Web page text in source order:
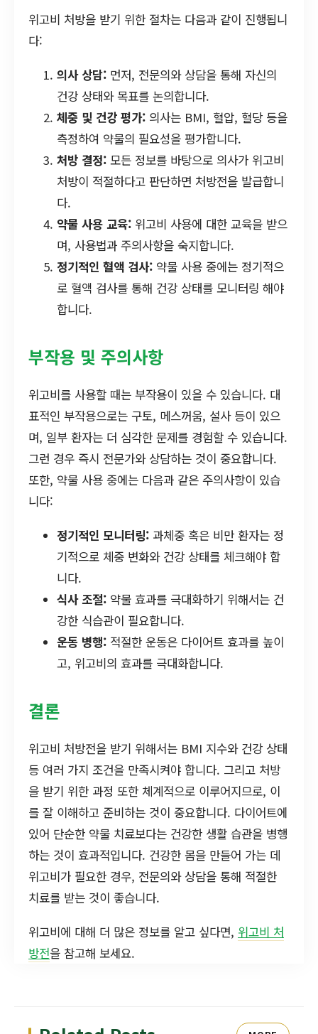
위고비 처방을 받기 위한 절차는 다음과 같이 진행됩니
다:
의사 상담: 먼저, 전문의와 상담을 통해 자신의
건강 상태와 목표를 논의합니다.
체중 및 건강 평가: 의사는 BMI, 혈압, 혈당 등을
측정하여 약물의 필요성을 평가합니다.
처방 결정: 모든 정보를 바탕으로 의사가 위고비
처방이 적절하다고 판단하면 처방전을 발급합니
다.
약물 사용 교육: 위고비 사용에 대한 교육을 받으
며, 사용법과 주의사항을 숙지합니다.
정기적인 혈액 검사: 약물 사용 중에는 정기적으
로 혈액 검사를 통해 건강 상태를 모니터링 해야
합니다.
부작용 및 주의사항
위고비를 사용할 때는 부작용이 있을 수 있습니다. 대
표적인 부작용으로는 구토, 메스꺼움, 설사 등이 있으
며, 일부 환자는 더 심각한 문제를 경험할 수 있습니다.
그런 경우 즉시 전문가와 상담하는 것이 중요합니다.
또한, 약물 사용 중에는 다음과 같은 주의사항이 있습
니다:
정기적인 모니터링: 과체중 혹은 비만 환자는 정
기적으로 체중 변화와 건강 상태를 체크해야 합
니다.
식사 조절: 약물 효과를 극대화하기 위해서는 건
강한 식습관이 필요합니다.
운동 병행: 적절한 운동은 다이어트 효과를 높이
고, 위고비의 효과를 극대화합니다.
결론
위고비 처방전을 받기 위해서는 BMI 지수와 건강 상태
등 여러 가지 조건을 만족시켜야 합니다. 그리고 처방
을 받기 위한 과정 또한 체계적으로 이루어지므로, 이
를 잘 이해하고 준비하는 것이 중요합니다. 다이어트에
있어 단순한 약물 치료보다는 건강한 생활 습관을 병행
하는 것이 효과적입니다. 건강한 몸을 만들어 가는 데
위고비가 필요한 경우, 전문의와 상담을 통해 적절한
치료를 받는 것이 좋습니다.
위고비에 대해 더 많은 정보를 알고 싶다면, 위고비 처
방전을 참고해 보세요.